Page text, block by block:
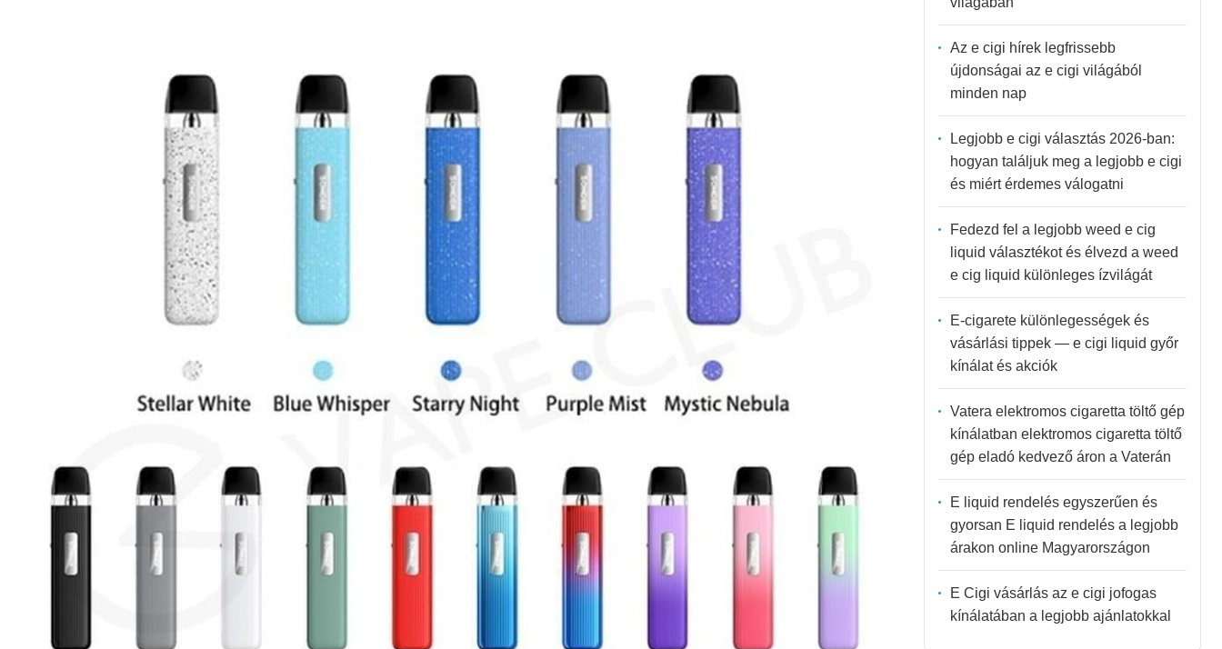
Az e cigi hírek legfrissebb
újdonságai az e cigi világából
minden nap
Legjobb e cigi választás 2026-ban:
hogyan találjuk meg a legjobb e cigi
és miért érdemes válogatni
Fedezd fel a legjobb weed e cig
liquid választékot és élvezd a weed
e cig liquid különleges ízvilágát
E-cigarete különlegességek és
vásárlási tippek — e cigi liquid győr
kínálat és akciók
Vatera elektromos cigaretta töltő gép
kínálatban elektromos cigaretta töltő
gép eladó kedvező áron a Vaterán
E liquid rendelés egyszerűen és
gyorsan E liquid rendelés a legjobb
árakon online Magyarországon
E Cigi vásárlás az e cigi jofogas
kínálatában a legjobb ajánlatokkal